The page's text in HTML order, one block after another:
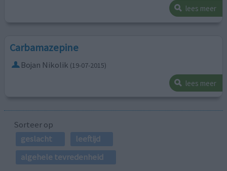
lees meer
Carbamazepine
Bojan Nikolik (19-07-2015)
lees meer
Sorteer op
geslacht
leeftijd
algehele tevredenheid